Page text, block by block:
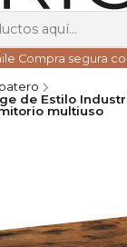
Compra segura
de Estilo
multiuso